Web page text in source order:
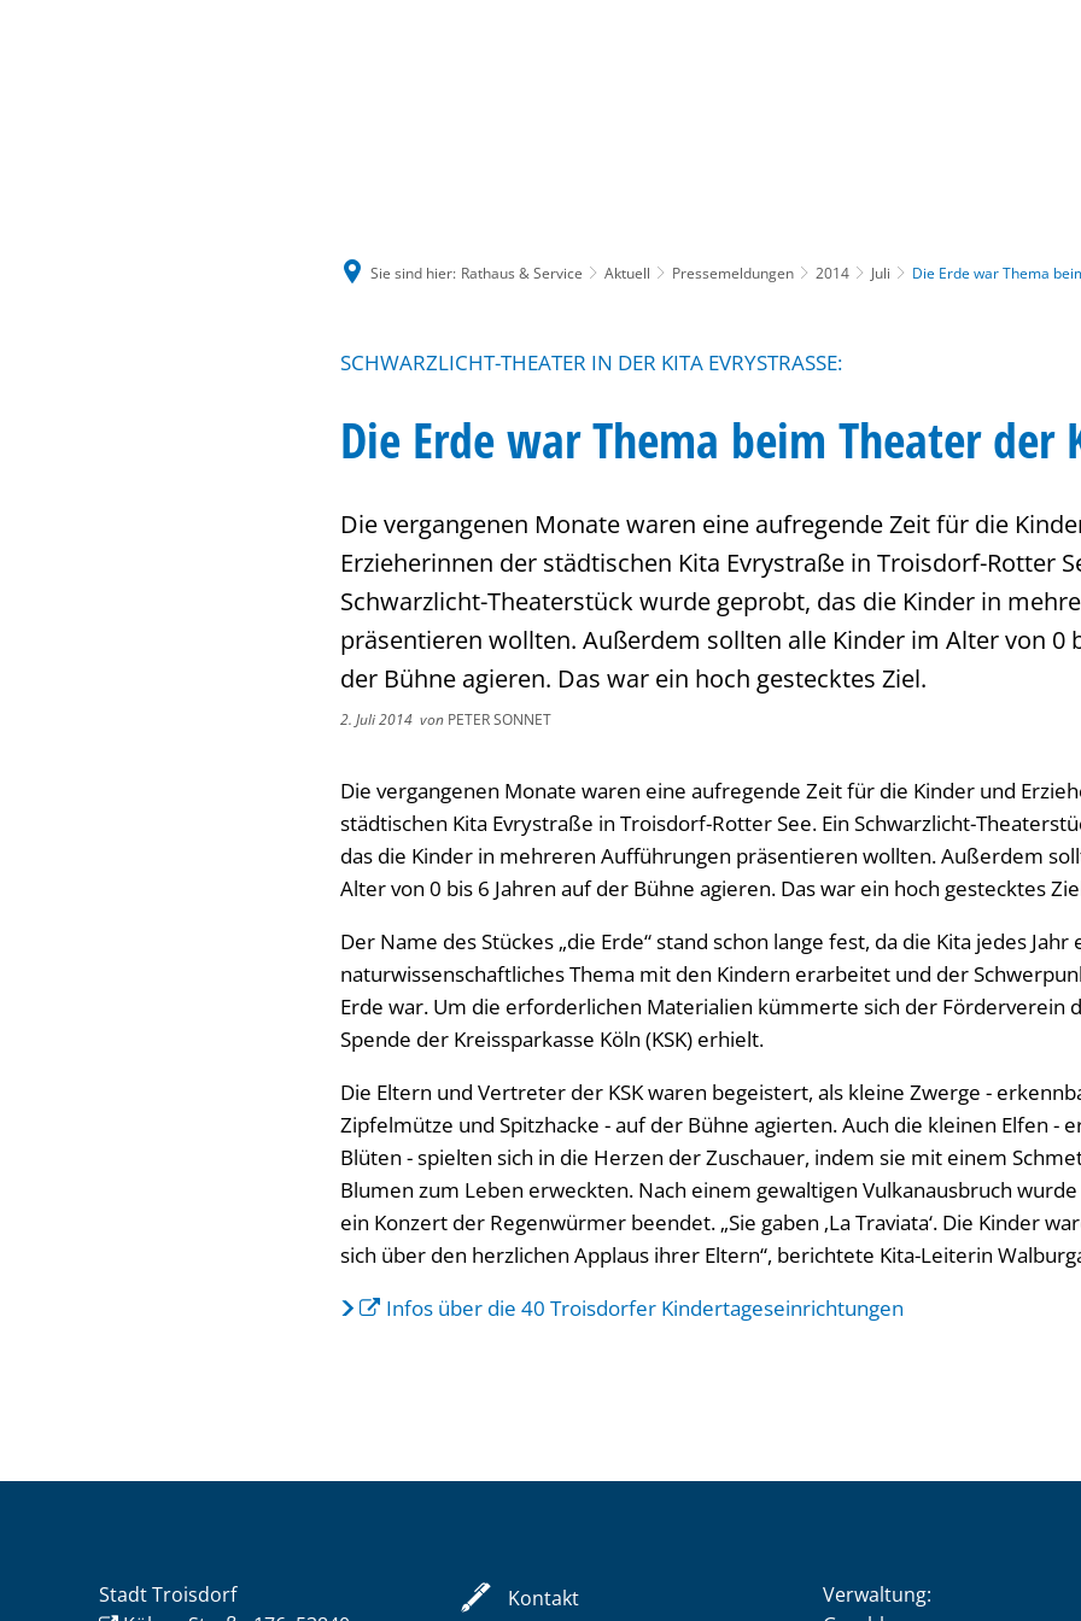
Sie sind hier: Rathaus & Service Aktuell Pressemeldungen 2014 Juli Die Erde war Thema
SCHWARZLICHT-THEATER IN DER KITA EVRYSTRASSE:
Die Erde war Thema beim Theater der
Die vergangenen Monate waren eine aufregende Zeit für die
Erzieherinnen der städtischen Kita Evrystraße in Troisdorf-Rotter
Schwarzlicht-Theaterstück wurde geprobt, das die Kinder in
präsentieren wollten. Außerdem sollten alle Kinder im Alter von 0
der Bühne agieren. Das war ein hoch gestecktes Ziel.
2. Juli 2014 von PETER SONNET
Die vergangenen Monate waren eine aufregende Zeit für die Kinder und
städtischen Kita Evrystraße in Troisdorf-Rotter See. Ein Schwarzlicht-
das die Kinder in mehreren Aufführungen präsentieren wollten. Außerdem
Alter von 0 bis 6 Jahren auf der Bühne agieren. Das war ein hoch gestecktes
Der Name des Stückes „die Erde“ stand schon lange fest, da die Kita jedes Jahr
naturwissenschaftliches Thema mit den Kindern erarbeitet und der
Erde war. Um die erforderlichen Materialien kümmerte sich der Förderverein
Spende der Kreissparkasse Köln (KSK) erhielt.
Die Eltern und Vertreter der KSK waren begeistert, als kleine Zwerge -
Zipfelmütze und Spitzhacke - auf der Bühne agierten. Auch die kleinen Elfen -
Blüten - spielten sich in die Herzen der Zuschauer, indem sie mit einem
Blumen zum Leben erweckten. Nach einem gewaltigen Vulkanausbruch
ein Konzert der Regenwürmer beendet. „Sie gaben ‚La Traviata‘. Die Kinder
sich über den herzlichen Applaus ihrer Eltern“, berichtete Kita-Leiterin
Infos über die 40 Troisdorfer Kindertageseinrichtungen
Stadt Troisdorf
Kontakt
Verwaltung: